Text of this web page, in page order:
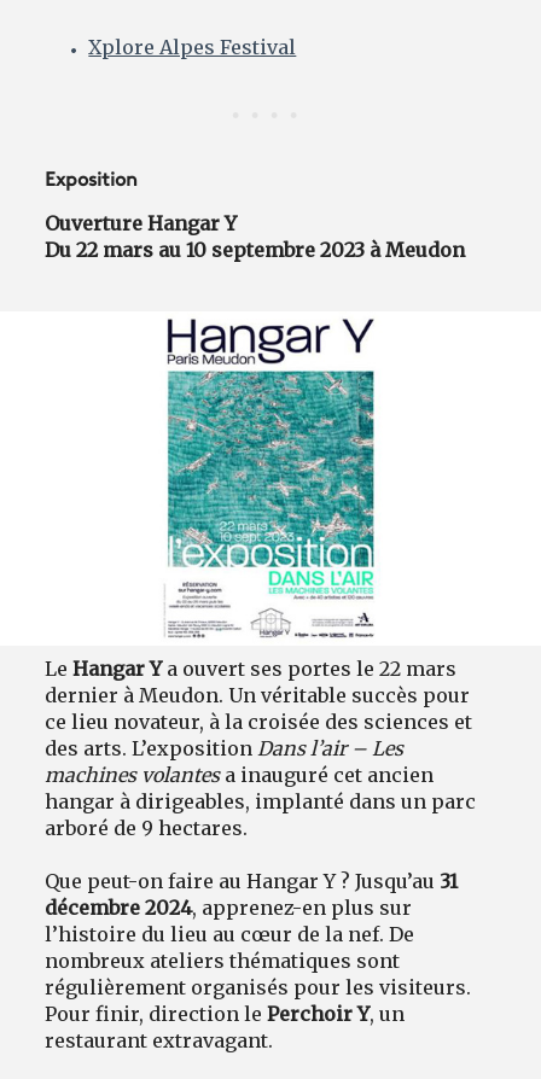
Xplore Alpes Festival
Exposition
Ouverture Hangar Y
Du 22 mars au 10 septembre 2023 à Meudon
LeHangar Ya ouvert ses portes le 22 mars
dernier à Meudon. Un véritable succès pour
ce lieu novateur, à la croisée des sciences et
des arts. L’expositionDans l’air – Les
machines volantesa inauguré cet ancien
hangar à dirigeables, implanté dans un parc
arboré de 9 hectares.
Que peut-on faire au Hangar Y ? Jusqu’au 31
décembre 2024, apprenez-en plus sur
l’histoire du lieu au cœur de la nef. De
nombreux ateliers thématiques sont
régulièrement organisés pour les visiteurs.
Pour finir, direction lePerchoir Y, un
restaurant extravagant.